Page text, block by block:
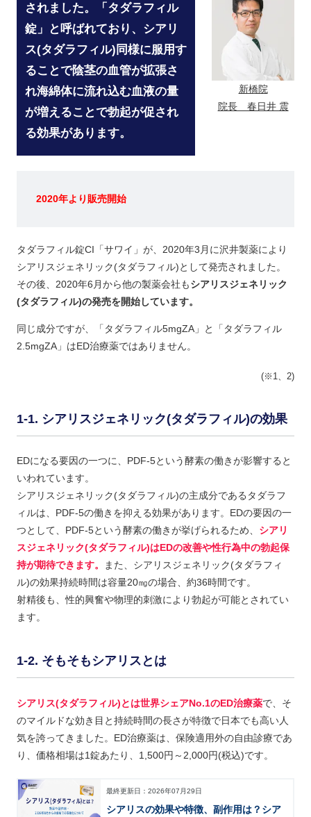
されました。「タダラフィル
錠」と呼ばれており、シアリ
ス(タダラフィル)同様に服用す
ることで陰茎の血管が拡張さ
れ海綿体に流れ込む血液の量
が増えることで勃起が促され
る効果があります。
新橋院
院長 春日井 震
2020年より販売開始
タダラフィル錠CI「サワイ」が、2020年3月に沢井製薬により
シアリスジェネリック(タダラフィル)として発売されました。
その後、2020年6月から他の製薬会社もシアリスジェネリック
(タダラフィル)の発売を開始しています。
同じ成分ですが、「タダラフィル5mgZA」と「タダラフィル
2.5mgZA」はED治療薬ではありません。
(※1、2)
シアリスジェネリック(タダラフィル)の効果
EDになる要因の一つに、PDF-5という酵素の働きが影響すると
いわれています。
シアリスジェネリック(タダラフィル)の主成分であるタダラフ
ィルは、PDF-5の働きを抑える効果があります。EDの要因の一
つとして、PDF-5という酵素の働きが挙げられるため、 シアリ
スジェネリック(タダラフィル)はEDの改善や性行為中の勃起保
持が期待できます。
また、シアリスジェネリック(タダラフィ
ル)の効果持続時間は容量20㎎の場合、約36時間です。
射精後も、性的興奮や物理的刺激により勃起が可能とされてい
ます。
そもそもシアリスとは
シアリス(タダラフィル)とは世界シェアNo.1のED治療薬で、そ
のマイルドな効き目と持続時間の長さが特徴で日本でも高い人
気を誇ってきました。ED治療薬は、保険適用外の自由診療であ
り、価格相場は1錠あたり、1,500円～2,000円(税込)です。
最終更新日：2026年07月29日
シアリスの効果や特徴、副作用は？ シア